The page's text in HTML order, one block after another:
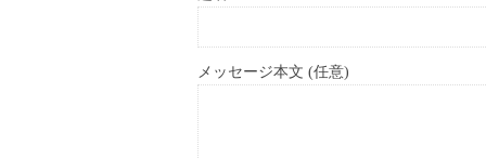
メッセージ本文 (任意)